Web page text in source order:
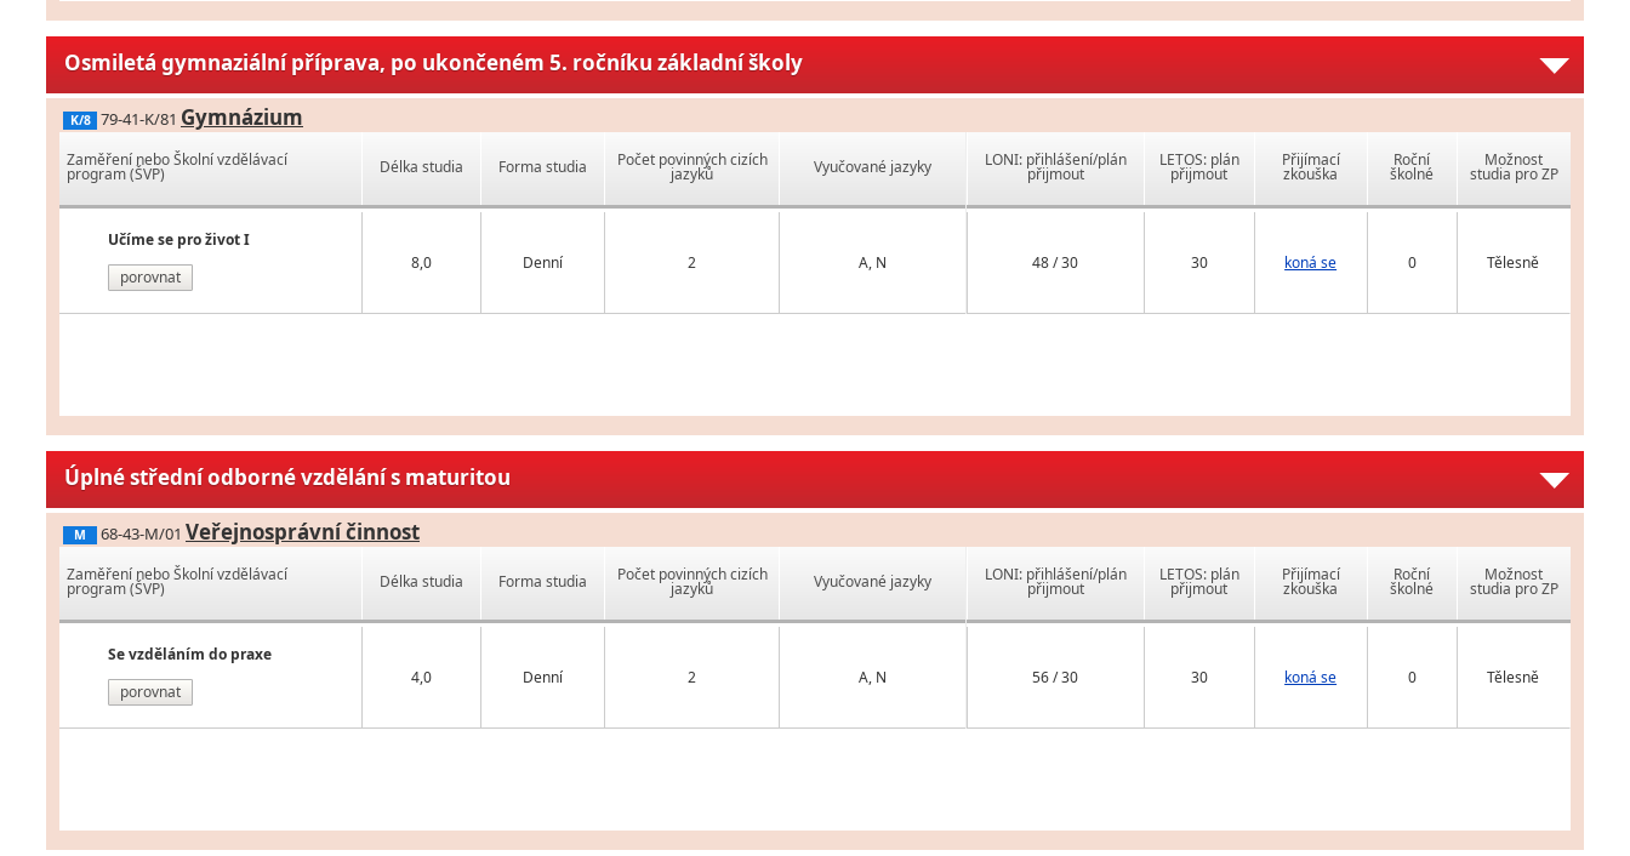
Osmiletá gymnaziální příprava, po ukončeném 5. ročníku základní školy
K/8 79-41-K/81 Gymnázium
Zaměření nebo Školní vzdělávací
program (ŠVP)
Učíme se pro život I
porovnat
Délka studia Forma studia Počet povinných cizích
jazyků Vyučované jazyky
8,0 Denní 2 A, N
LONI: přihlášení/plán
přijmout
LETOS: plán
přijmout
Přijímací
zkouška
Roční
školné
Možnost
studia pro ZP
48 / 30 30 koná se 0 Tělesně
Úplné střední odborné vzdělání s maturitou
M 68-43-M/01 Veřejnosprávní činnost
Zaměření nebo Školní vzdělávací
program (ŠVP)
Se vzděláním do praxe
porovnat
Délka studia Forma studia Počet povinných cizích
jazyků Vyučované jazyky
4,0 Denní 2 A, N
LONI: přihlášení/plán
přijmout
LETOS: plán
přijmout
Přijímací
zkouška
Roční
školné
Možnost
studia pro ZP
56 / 30 30 koná se 0 Tělesně